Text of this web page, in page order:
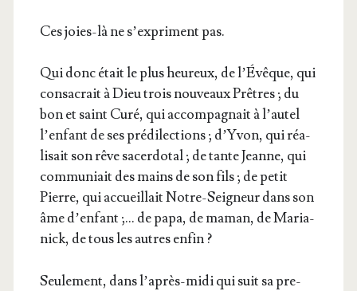
Ces joies-là ne s’expriment pas.
Qui donc était le plus heu­reux, de l’Évêque, qui
consa­crait à Dieu trois nou­veaux Prêtres ; du
bon et saint Curé, qui accom­pa­gnait à l’autel
l’enfant de ses pré­di­lec­tions ; d’Yvon, qui réa­
li­sait son rêve sacer­do­tal ; de tante Jeanne, qui
com­mu­niait des mains de son fils ; de petit
Pierre, qui accueillait Notre-Sei­gneur dans son
âme d’enfant ;… de papa, de maman, de Maria­
nick, de tous les autres enfin ?
Seule­ment, dans l’après-midi qui suit sa pre­